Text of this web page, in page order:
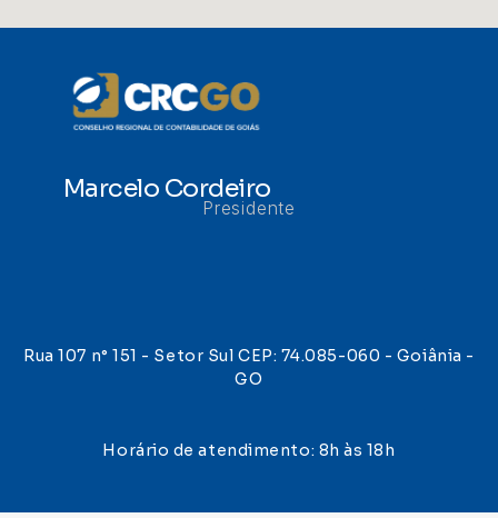
Marcelo Cordeiro
Presidente
Rua 107 n° 151 - Setor Sul CEP: 74.085-060 - Goiânia -
GO
Horário de atendimento: 8h às 18h